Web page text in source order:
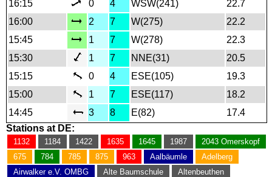
16:15
0 4 WSW(241)
22.7
16:00
2 7 W(275)
22.2
15:45
1 7 W(278)
22.3
15:30
1 7 NNE(31)
20.5
15:15
0 4 ESE(105)
19.3
15:00
1 7 ESE(117)
18.2
14:45
3 8 E(82)
17.4
Stations at DE:
1132 1184 1422 1635 1645 1987
2043 Omerskopf
675
784 785 875 963 Aalbäumle
Adelberg
Airwalker e.V. OMBG
Alte Baumschule
Altenbeuthen